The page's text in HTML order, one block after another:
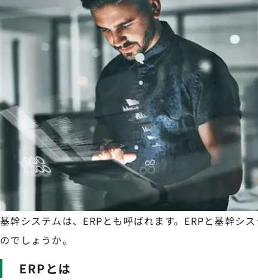
基幹システムは、ERPとも呼ばれます。ERPと基幹シ
のでしょうか。
ERPとは